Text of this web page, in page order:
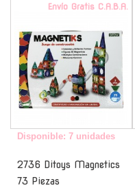
Envío Gratis C.A.B.A.
Disponible: 7 unidades
2736 Ditoys Magnetics
73 Piezas